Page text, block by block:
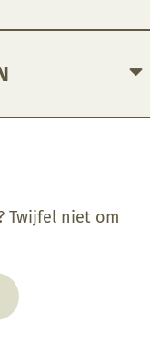
Twijfel niet om